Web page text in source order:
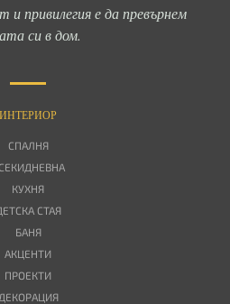
привилегия е да превърнем
си в дом.
ИНТЕРИОР
СПАЛНЯ
КУХНЯ
СТАЯ
БАНЯ
АКЦЕНТИ
ПРОЕКТИ
ДЕКОРАЦИЯ